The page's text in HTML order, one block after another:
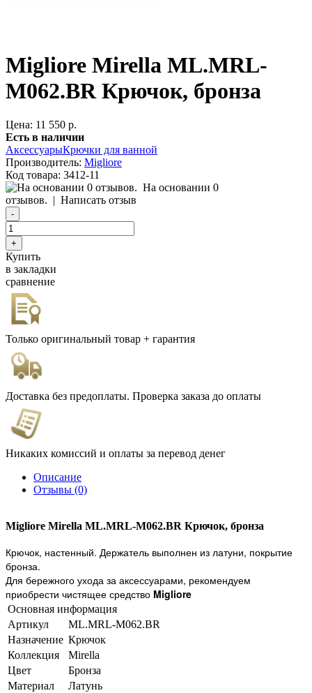
Migliore Mirella ML.MRL-
M062.ВR Крючок, бронза
Цена: 11 550 р.
Есть в наличии
АксессуарыКрючки для ванной
Производитель: Migliore
Код товара: 3412-11
На основании 0
отзывов. | Написать отзыв
Купить
в закладки
сравнение
Только оригинальный товар + гарантия
Доставка без предоплаты. Проверка заказа до оплаты
Никаких комиссий и оплаты за перевод денег
Описание
Отзывы (0)
Migliore Mirella ML.MRL-M062.ВR Крючок, бронза
Крючок, настенный. Держатель выполнен из латуни, покрытие
бронза.
Для бережного ухода за аксессуарами, рекомендуем
приобрести чистящее средство Migliore
Основная информация
Артикул
ML.MRL-M062.ВR
Назначение Крючок
Коллекция
Mirella
Цвет
Бронза
Материал
Латунь